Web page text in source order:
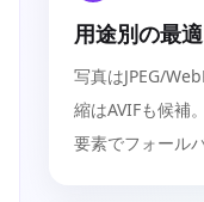
用途別の最
写真はJPEG/
縮はAVIFも候補
要素でフォール